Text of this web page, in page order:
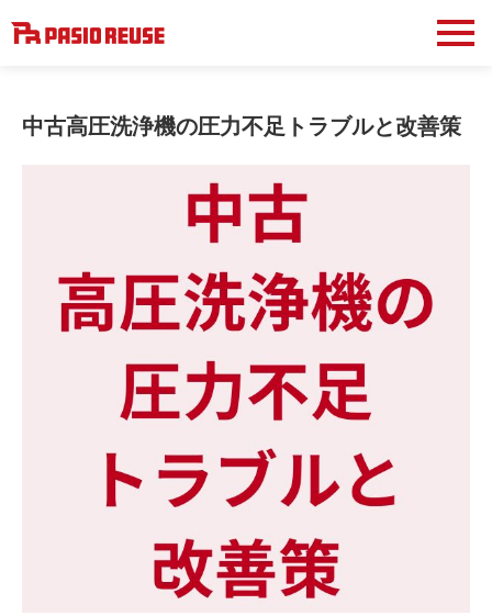
中古高圧洗浄機の圧力不足トラブルと改善策